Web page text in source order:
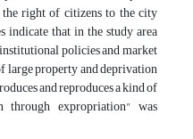
right of citizens to the city
indicate that in the study area
policies and market
property and deprivation
and reproduces a kind of
through expropriation" was